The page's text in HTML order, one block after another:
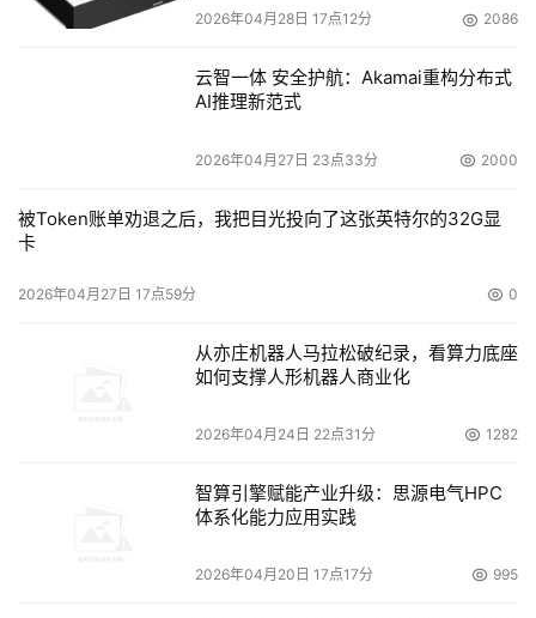
ProLiant服务器和存储将会得到更广泛更深入的应用。
本文来源于DOIT传媒，文章内容仅供参考，不构成投资建议。
2026年04月28日 17点12分 2086
云智一体 安全护航：Akamai重构分布式
AI推理新范式
2026年04月27日 23点33分 2000
被Token账单劝退之后，我把目光投向了这张英特尔的32G显
卡
2026年04月27日 17点59分 0
从亦庄机器人马拉松破纪录，看算力底座
如何支撑人形机器人商业化
2026年04月24日 22点31分 1282
智算引擎赋能产业升级：思源电气HPC
体系化能力应用实践
2026年04月20日 17点17分 995